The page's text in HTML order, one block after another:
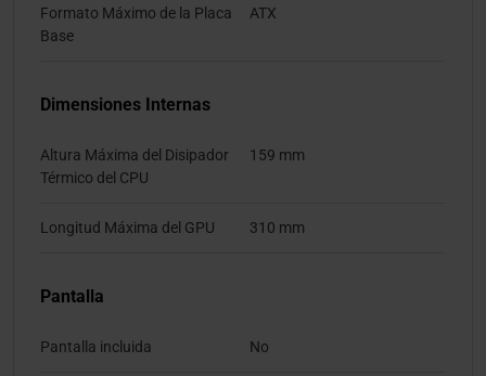
Formato Máximo de la Placa
Base
ATX
Dimensiones Internas
Altura Máxima del Disipador
Térmico del CPU
159 mm
Longitud Máxima del GPU 310 mm
Pantalla
Pantalla incluida No